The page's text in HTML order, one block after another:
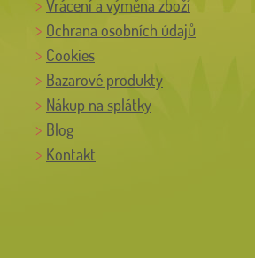
Vrácení a výměna zboží
Ochrana osobních údajů
Cookies
Bazarové produkty
Nákup na splátky
Blog
Kontakt